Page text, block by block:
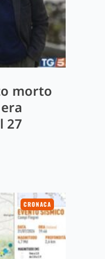
morto
27
CRONACA